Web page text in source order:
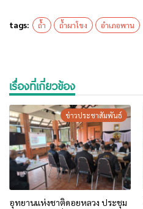
tags: ถ้ำ ถ้ำผาโขง อำเภอพาน
เรื่องที่เกี่ยวข้อง
ข่าวประชาสัมพันธ์
อุทยานแห่งชาติดอยหลวง ประชุม